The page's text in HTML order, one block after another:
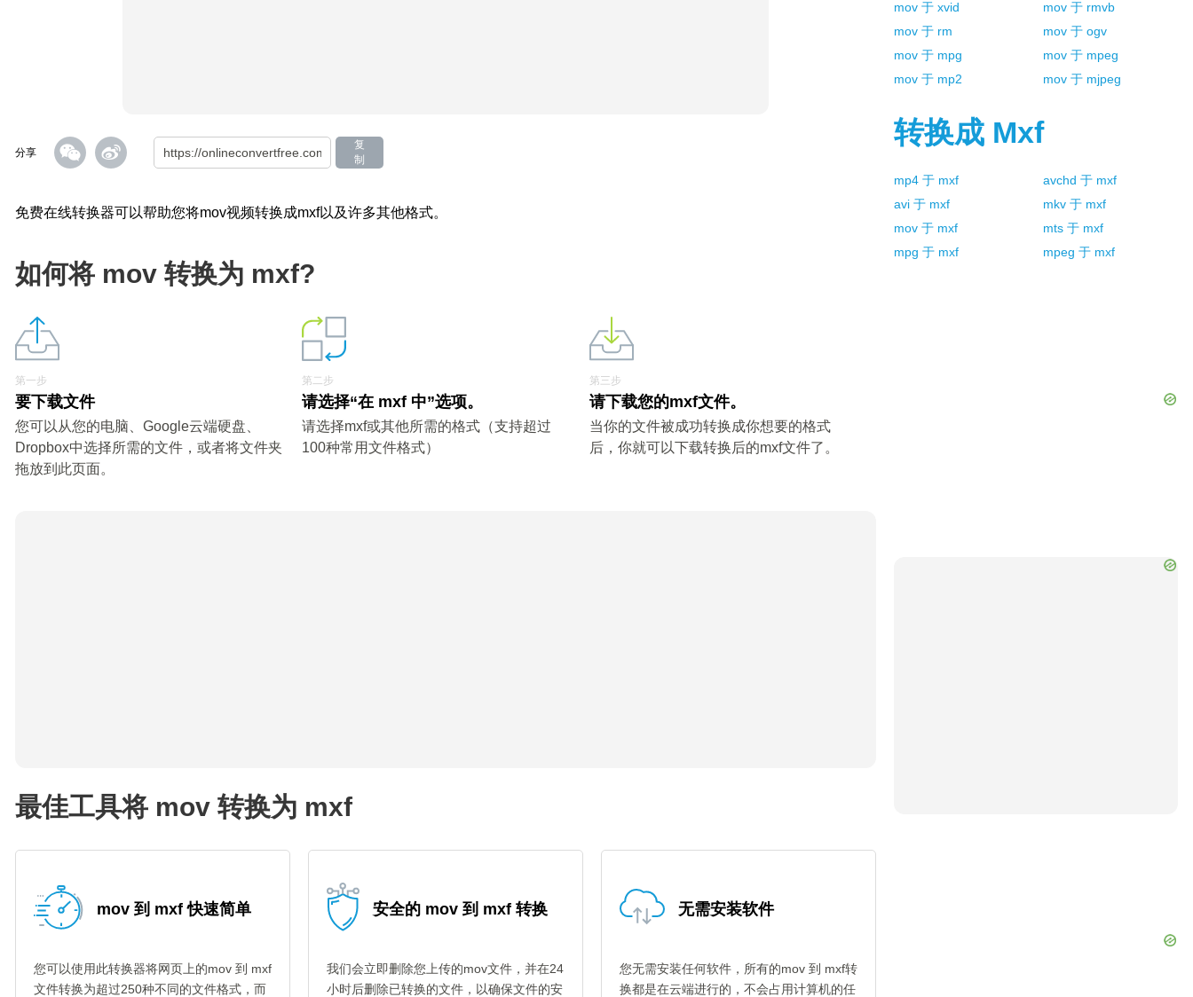
分享
复
制
免费在线转换器可以帮助您将mov视频转换成mxf以及许多其他格式。
如何将 mov 转换为 mxf?
第一步
要下载文件
您可以从您的电脑、Google云端硬盘、
Dropbox中选择所需的文件，或者将文件夹
拖放到此页面。
第二步
请选择“在 mxf 中”选项。
请选择mxf或其他所需的格式（支持超过
100种常用文件格式）
第三步
请下载您的mxf文件。
当你的文件被成功转换成你想要的格式
后，你就可以下载转换后的mxf文件了。
最佳工具将 mov 转换为 mxf
mov 到 mxf 快速简单
您可以使用此转换器将网页上的mov 到 mxf
文件转换为超过250种不同的文件格式，而
安全的 mov 到 mxf 转换
我们会立即删除您上传的mov文件，并在24
小时后删除已转换的文件，以确保文件的安
无需安装软件
您无需安装任何软件，所有的mov 到 mxf转
换都是在云端进行的，不会占用计算机的任
mov 于 xvid mov 于 rmvb
mov 于 rm mov 于 ogv
mov 于 mpg mov 于 mpeg
mov 于 mp2 mov 于 mjpeg
转换成 Mxf
mp4 于 mxf avchd 于 mxf
avi 于 mxf mkv 于 mxf
mov 于 mxf mts 于 mxf
mpg 于 mxf mpeg 于 mxf